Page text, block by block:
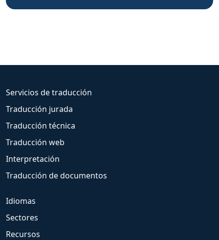
Servicios de traducción
Traducción jurada
Traducción técnica
Traducción web
Interpretación
Traducción de documentos
Idiomas
Sectores
Recursos